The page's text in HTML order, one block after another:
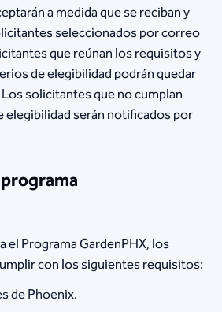
a medida que se reciban y
seleccionados por correo
que reúnan los requisitos y
de elegibilidad podrán quedar
solicitantes que no cumplan
elegibilidad serán notificados por
el Programa GardenPHX, los
con los siguientes requisitos:
de Phoenix.